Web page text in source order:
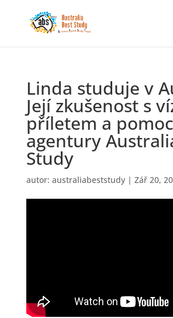
Linda studuje v
Její zkušenost s
příletem a
agentury
Study
autor: australiabeststudy| Zář 20,